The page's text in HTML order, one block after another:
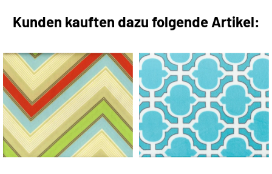
Kunden kauften dazu folgende Artikel: